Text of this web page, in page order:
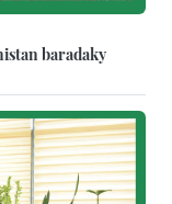
baradaky